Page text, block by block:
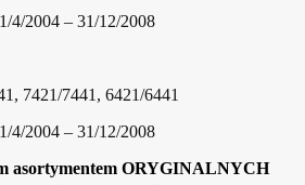
4/2004 – 31/12/2008
7421/7441, 6421/6441
4/2004 – 31/12/2008
asortymentem ORYGINALNYCH